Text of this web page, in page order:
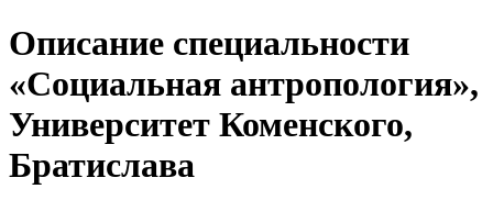
Описание специальности
«Социальная антропология»,
Университет Коменского,
Братислава